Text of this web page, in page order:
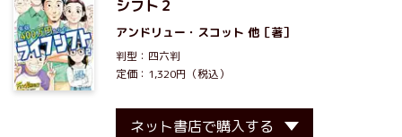
シフト２
アンドリュー・スコット 他［著］
判型：四六判
定価：1,320円（税込）
ネット書店で購入する